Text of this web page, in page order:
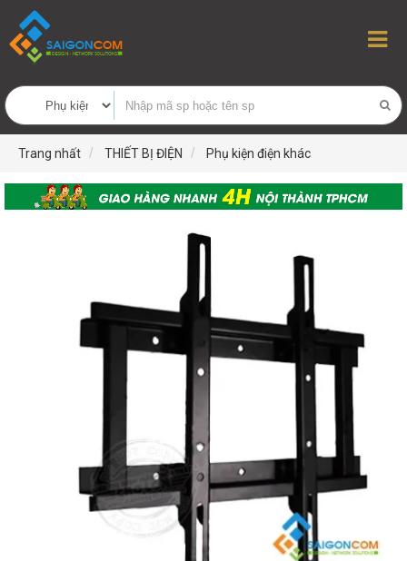
Trang nhất THIẾT BỊ ĐIỆN Phụ kiện điện khác